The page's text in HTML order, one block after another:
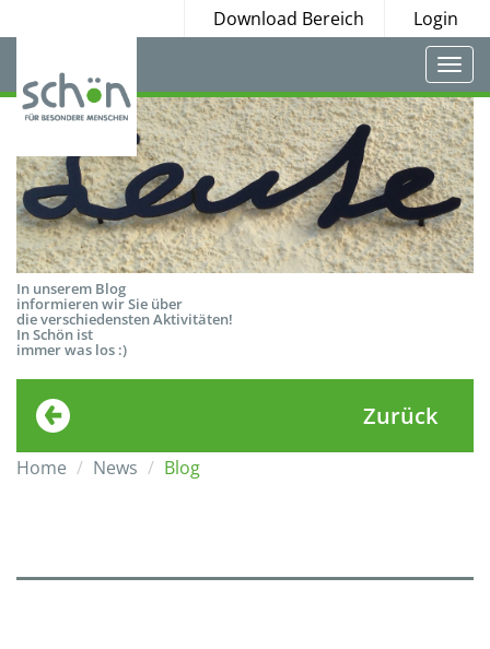
Download Bereich Login
In unserem Blog
informieren wir Sie über
die verschiedensten Aktivitäten!
In Schön ist
immer was los :)
Zurück
Home News Blog